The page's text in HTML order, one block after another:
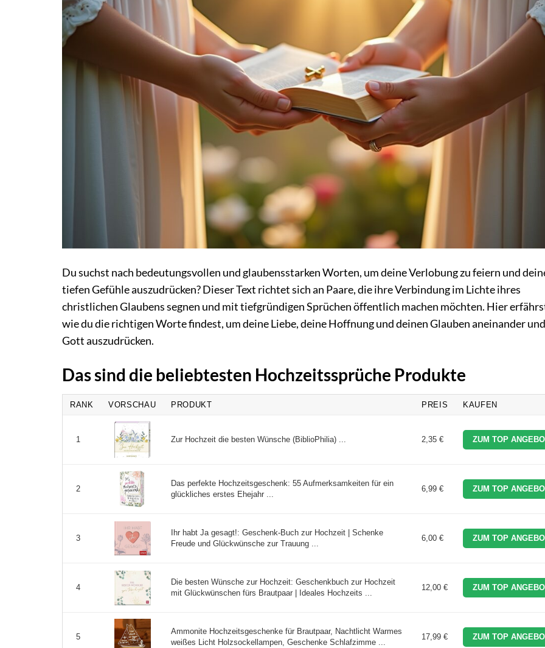
Du suchst nach bedeutungsvollen und glaubensstarken Worten, um deine Verlobung zu feiern und
tiefen Gefühle auszudrücken? Dieser Text richtet sich an Paare, die ihre Verbindung im Lichte ihres
christlichen Glaubens segnen und mit tiefgründigen Sprüchen öffentlich machen möchten. Hier
wie du die richtigen Worte findest, um deine Liebe, deine Hoffnung und deinen Glauben aneinander
Gott auszudrücken.
Das sind die beliebtesten Hochzeitssprüche Produkte
RANK VORSCHAU PRODUKT PREIS KAUFEN
1 Zur Hochzeit die besten Wünsche (BiblioPhilia) ... 2,35 € ZUM TOP
2
Das perfekte Hochzeitsgeschenk: 55 Aufmerksamkeiten für ein
glückliches erstes Ehejahr ...
6,99 € ZUM TOP
3
Ihr habt Ja gesagt!: Geschenk-Buch zur Hochzeit | Schenke
Freude und Glückwünsche zur Trauung ...
6,00 € ZUM TOP
4
Die besten Wünsche zur Hochzeit: Geschenkbuch zur Hochzeit
mit Glückwünschen fürs Brautpaar | Ideales Hochzeits ...
12,00 € ZUM TOP
5
Ammonite Hochzeitsgeschenke für Brautpaar, Nachtlicht Warmes
weißes Licht Holzsockellampen, Geschenke Schlafzimme ...
17,99 € ZUM TOP